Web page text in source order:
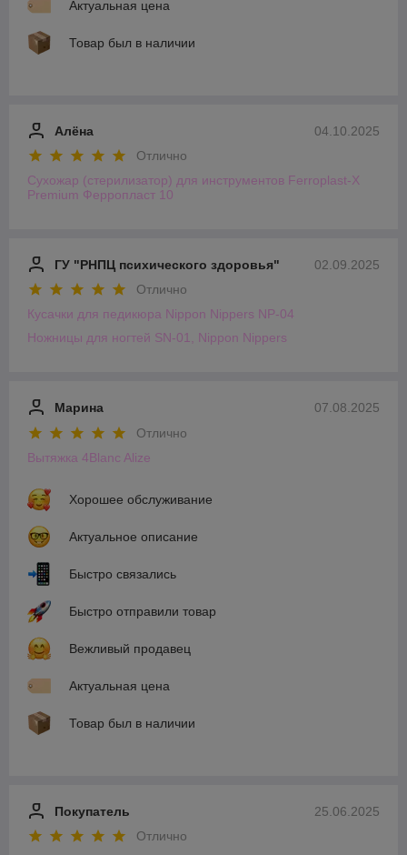
Актуальная цена
Товар был в наличии
04.10.2025
Алёна
Отлично
Сухожар (стерилизатор) для инструментов Ferroplast-X
Premium Ферропласт 10
02.09.2025
ГУ "РНПЦ психического здоровья"
Отлично
Кусачки для педикюра Nippon Nippers NP-04
Ножницы для ногтей SN-01, Nippon Nippers
07.08.2025
Марина
Отлично
Вытяжка 4Blanc Alize
Хорошее обслуживание
Актуальное описание
Быстро связались
Быстро отправили товар
Вежливый продавец
Актуальная цена
Товар был в наличии
25.06.2025
Покупатель
Отлично